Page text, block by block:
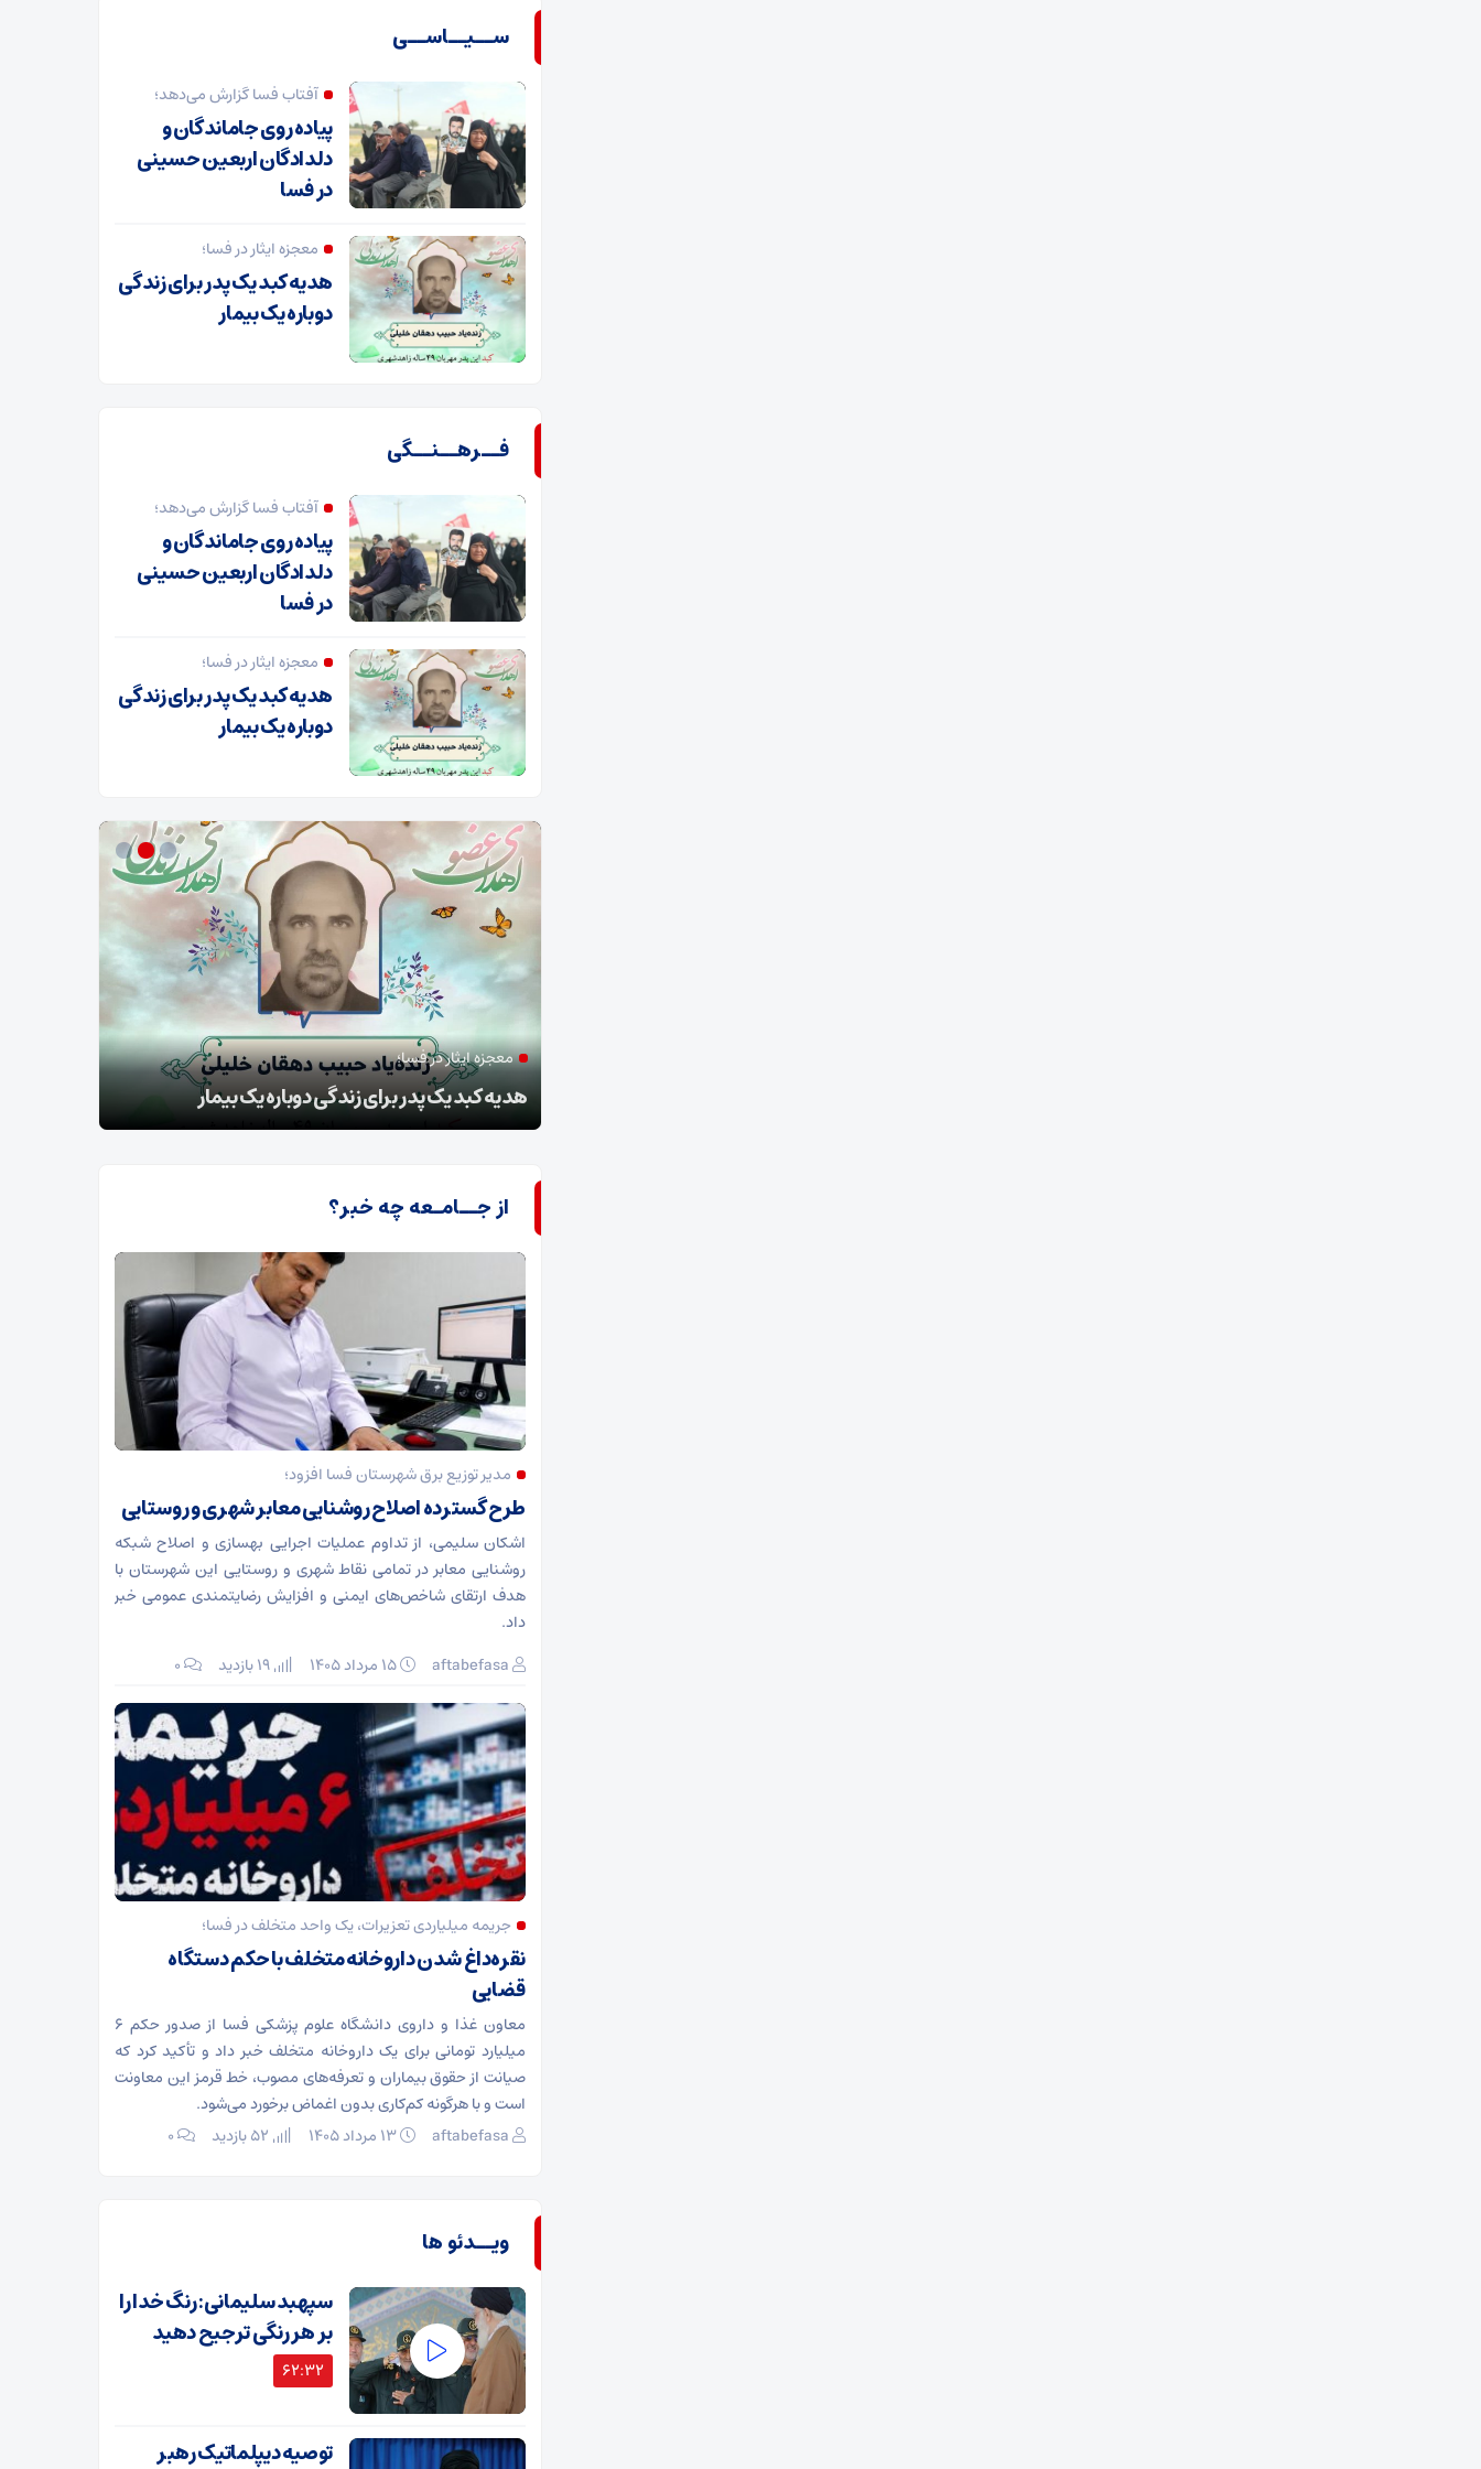
ســیــاســی
آفتاب فسا گزارش می‌دهد؛
پیاده روی جاماندگان و
دلدادگان اربعین حسینی
در فسا
معجزه ایثار در فسا؛
هدیه کبد یک پدر برای زندگی
دوباره یک بیمار
فــرهــنــگی
آفتاب فسا گزارش می‌دهد؛
پیاده روی جاماندگان و
دلدادگان اربعین حسینی
در فسا
معجزه ایثار در فسا؛
هدیه کبد یک پدر برای زندگی
دوباره یک بیمار
معجزه ایثار در فسا؛
هدیه کبد یک پدر برای زندگی دوباره یک بیمار
از جــامـعه چه خبر؟
مدیر توزیع برق شهرستان فسا افزود؛
طرح گسترده اصلاح روشنایی معابر شهری و روستایی
اشکان سلیمی، از تداوم عملیات اجرایی بهسازی و اصلاح شبکه
روشنایی معابر در تمامی نقاط شهری و روستایی این شهرستان با
هدف ارتقای شاخص‌های ایمنی و افزایش رضایتمندی عمومی خبر
داد.
aftabefasa
۰
جریمه میلیاردی تعزیرات، یک واحد متخلف در فسا؛
نقره‌داغ شدن داروخانه متخلف با حکم دستگاه
قضایی
معاون غذا و داروی دانشگاه علوم پزشکی فسا از صدور حکم ۶
میلیارد تومانی برای یک داروخانه متخلف خبر داد و تأکید کرد که
صیانت از حقوق بیماران و تعرفه‌های مصوب، خط قرمز این معاونت
است و با هرگونه کم‌کاری بدون اغماض برخورد می‌شود.
aftabefasa
۰
ویــدئو ها
سپهبد سلیمانی: رنگ خدا را
بر هر رنگی ترجیح دهید
62:32
توصیه دیپلماتیک رهبر